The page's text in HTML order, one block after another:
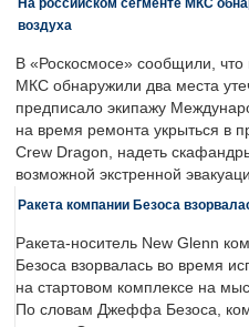
На российском сегменте МКС
воздуха
В «Роскосмосе» сообщили, что
МКС обнаружили два места
предписало экипажу
на время ремонта укрыться в
Crew Dragon, надеть
возможной экстренной
Ракета компании Безоса
Ракета-носитель New Glenn
Безоса взорвалась во время
на стартовом комплексе на
По словам Джеффа Безоса,